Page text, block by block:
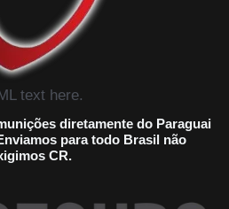
text here.
diretamente do Paraguai
para todo Brasil não
CR.